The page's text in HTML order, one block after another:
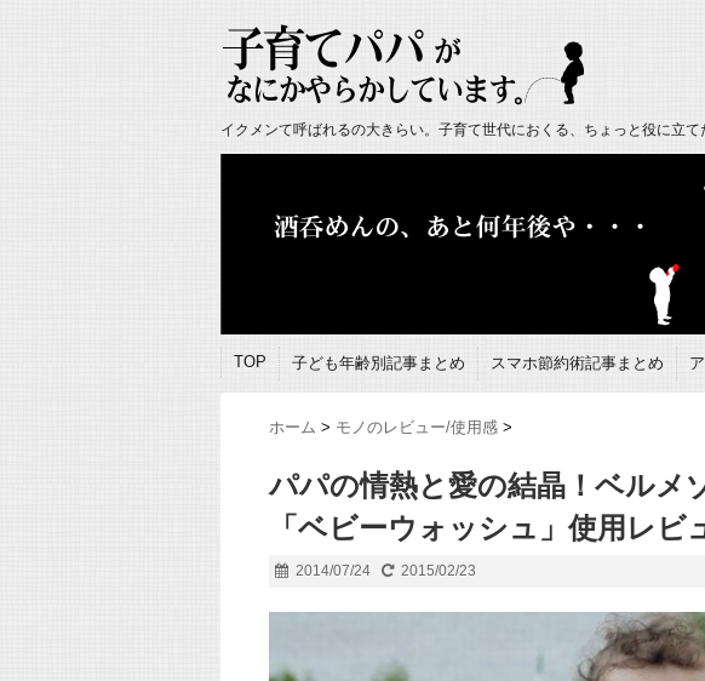
イクメンて呼ばれるの大きらい。子育て世代におくる、ちょっと役に立
TOP 子ども年齢別記事まとめ スマホ節約術記事まとめ
ホーム > モノのレビュー/使用感 >
パパの情熱と愛の結晶！ベルメ
「ベビーウォッシュ」使用レビ
2014/07/24 2015/02/23